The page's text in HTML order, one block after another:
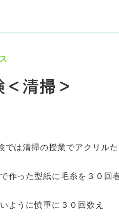
清掃＞
は清掃の授業でアクリルた
作った型紙に毛糸を３０回
ように慎重に３０回数え